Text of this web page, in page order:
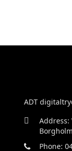
ADT
Address:
Borgholm
Phone: